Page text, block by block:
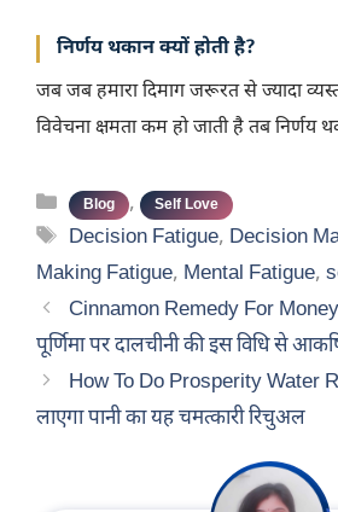
निर्णय थकान क्यों होती है?
जब जब हमारा दिमाग जरूरत से ज्यादा
विवेचना क्षमता कम हो जाती है तब निर्णय
Categories
Blog , Self Love
Tags
Decision Fatigue, Decision
Making Fatigue, Mental Fatigue,
Cinnamon Remedy For
पूर्णिमा पर दालचीनी की इस विधि से
How To Do Prosperity Water
लाएगा पानी का यह चमत्कारी रिचुअल